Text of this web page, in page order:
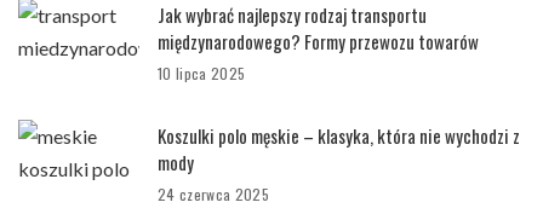
Jak wybrać najlepszy rodzaj transportu
międzynarodowego? Formy przewozu towarów
10 lipca 2025
Koszulki polo męskie – klasyka, która nie wychodzi z
mody
24 czerwca 2025